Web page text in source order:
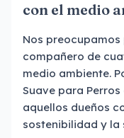
con el medio
Nos
compañero de
medio ambiente.
Suave para
aquellos dueños
sostenibilidad y la